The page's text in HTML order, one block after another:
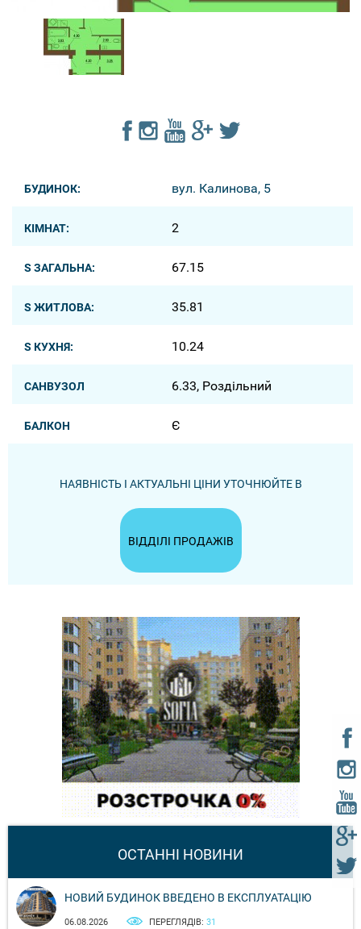
БУДИНОК: вул. Калинова, 5
КІМНАТ: 2
S ЗАГАЛЬНА: 67.15
S ЖИТЛОВА: 35.81
S КУХНЯ: 10.24
САНВУЗОЛ 6.33, Роздільний
БАЛКОН Є
НАЯВНІСТЬ І АКТУАЛЬНІ ЦІНИ УТОЧНЮЙТЕ В
ВІДДІЛІ ПРОДАЖІВ
ОСТАННІ НОВИНИ
НОВИЙ БУДИНОК ВВЕДЕНО В ЕКСПЛУАТАЦІЮ
06.08.2026 ПЕРЕГЛЯДІВ: 31